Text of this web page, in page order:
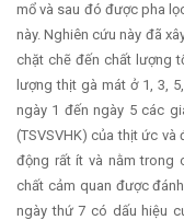
mổ và sau đó được pha
này. Nghiên cứu này đã
chặt chẽ đến chất lượng
lượng thịt gà mát ở 1, 3,
ngày 1 đến ngày 5 các
(TSVSVHK) của thịt ức
động rất ít và nằm trong
chất cảm quan được
ngày thứ 7 có dấu hiệu